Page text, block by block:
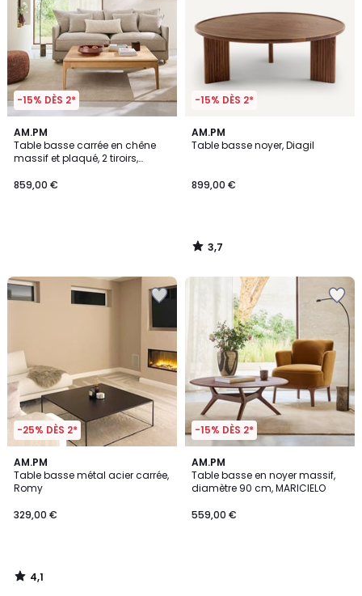
-15% DÈS 2*
AM.PM
Table basse carrée en chêne
massif et plaqué, 2 tiroirs,
859,00 €
-15% DÈS 2*
AM.PM
Table basse noyer, Diagil
899,00 €
3,7
/ 5
3,7
/
-25% DÈS 2*
AM.PM
Table basse métal acier carrée,
Romy
329,00 €
4,1
/ 5
4,1
/
-15% DÈS 2*
AM.PM
Table basse en noyer massif,
diamètre 90 cm, MARICIELO
559,00 €